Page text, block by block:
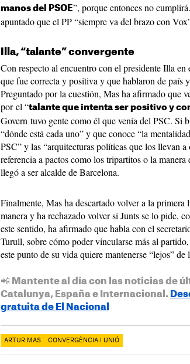
manos del PSOE”, porque entonces no
apuntado que el PP “siempre va del brazo con
Illa, “talante” convergente
Con respecto al encuentro con el presidente Illa
que fue correcta y positiva y que hablaron de país
Preguntado por la cuestión, Mas ha afirmado que
por el “talante que intenta ser positivo y
Govern tuvo gente como él que venía del PSC. Si
“dónde está cada uno” y que conoce “la
PSC” y las “arquitecturas políticas que los llevan a
referencia a pactos como los tripartitos o la
llegó a ser alcalde de Barcelona.
Finalmente, Mas ha descartado volver a la
manera y ha rechazado volver si Junts se lo pide,
este sentido, ha afirmado que habla con el
Turull, sobre cómo poder vincularse más al
este punto de su vida quiere mantenerse “lejos” de
📲 Mantente al día con las noticias de
Catalunya, España e Internacional.
gratuita de El Nacional
ARTUR MAS CONVERGÈNCIA I UNIÓ